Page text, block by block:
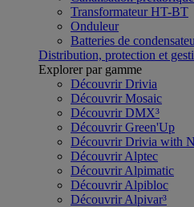
Transformateur HT-BT
Onduleur
Batteries de
Distribution, protection et
Explorer par gamme
Découvrir Drivia
Découvrir Mosaic
Découvrir DMX³
Découvrir Green'Up
Découvrir Drivia with
Découvrir Alptec
Découvrir Alpimatic
Découvrir Alpibloc
Découvrir Alpivar³